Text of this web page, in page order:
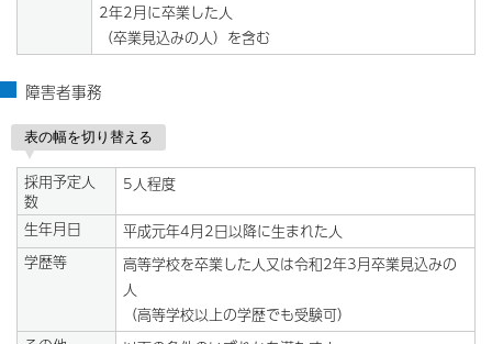
2年2月に卒業した人
（卒業見込みの人）を含む
障害者事務
表の幅を切り替える
採用予定人
数
5人程度
生年月日
平成元年4月2日以降に生まれた人
学歴等
高等学校を卒業した人又は令和2年3月卒業見込みの
人
（高等学校以上の学歴でも受験可）